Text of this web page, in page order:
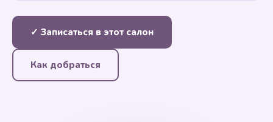
✓ Записаться в этот салон
Как добраться